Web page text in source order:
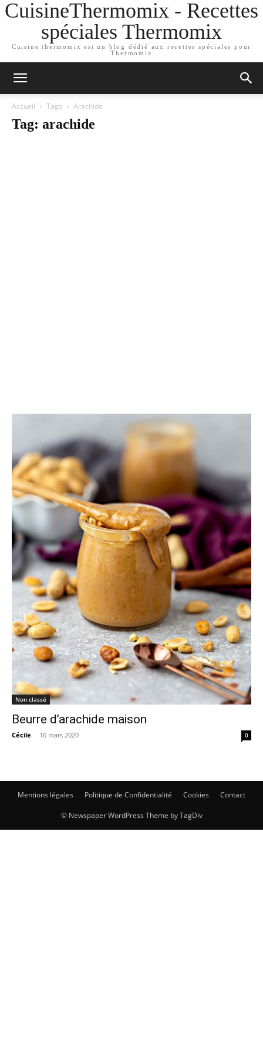
CuisineThermomix - Recettes
spéciales Thermomix
Cuisine thermomix est un blog dédié aux recettes spéciales pour
Thermomix
Accueil Tags Arachide
Tag: arachide
Non classé
Beurre d’arachide maison
Cécile - 16 mars 2020 0
Mentions légales Politique de Confidentialité Cookies Contact
© Newspaper WordPress Theme by TagDiv